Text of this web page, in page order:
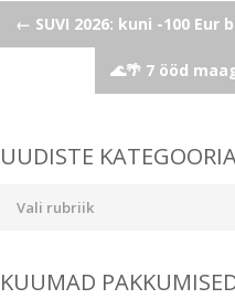
Post
navigation
← SUVI 2026: kuni -100
🌊🌴 7 ööd
UUDISTE
KUUMAD